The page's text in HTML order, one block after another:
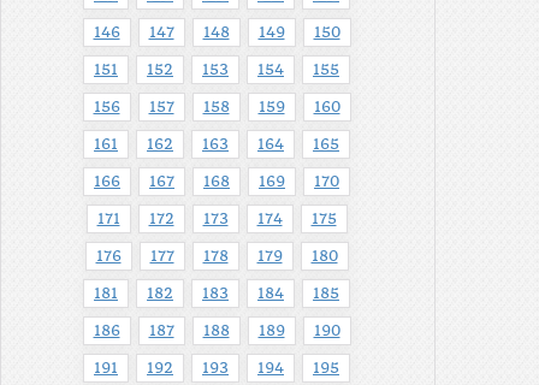
146 147 148 149 150
151 152 153 154 155
156 157 158 159 160
161 162 163 164 165
166 167 168 169 170
171 172 173 174 175
176 177 178 179 180
181 182 183 184 185
186 187 188 189 190
191 192 193 194 195